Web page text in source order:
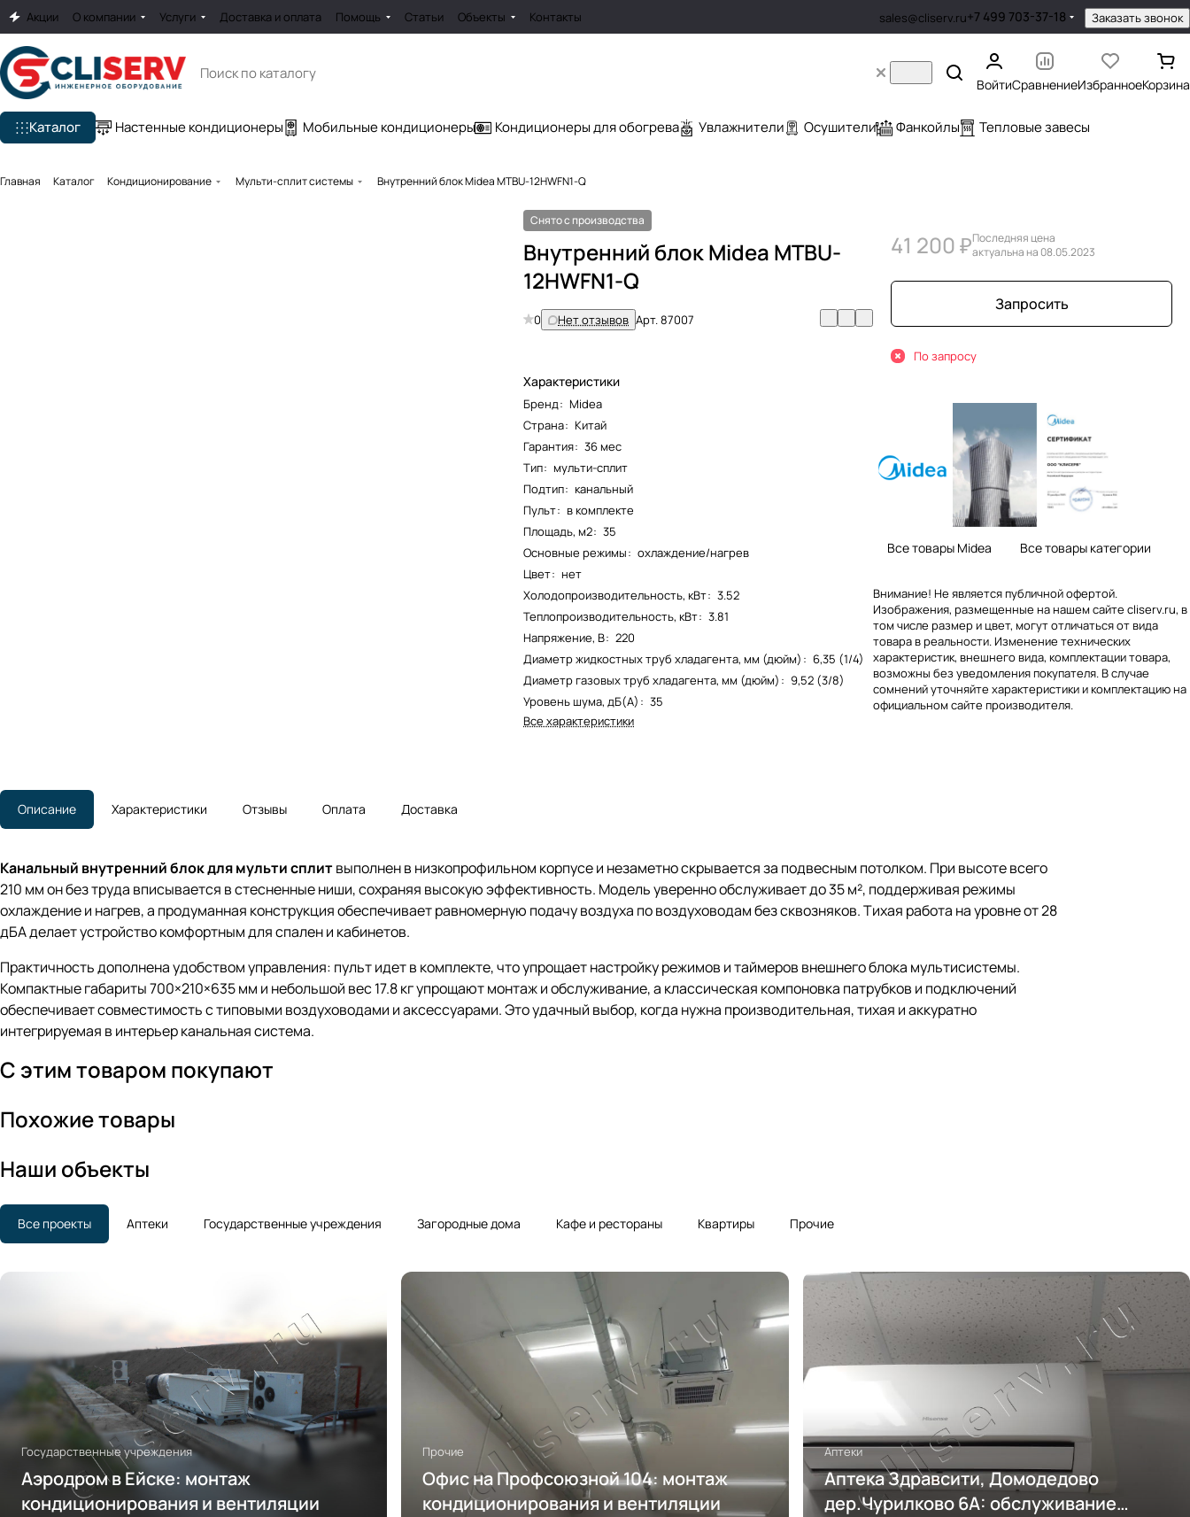
Акции О компании Услуги Доставка и оплата Помощь Статьи Объекты Контакты sales@cliserv.ru+7 499 703-37-18 Заказать звонок
ВойтиСравнениеИзбранноеКорзина
Каталог Настенные кондиционеры Мобильные кондиционеры Кондиционеры для обогрева Увлажнители Осушители Фанкойлы Тепловые завесы
Главная Каталог Кондиционирование Мульти-сплит системы Внутренний блок Midea MTBU-12HWFN1-Q
Снято с производства
Внутренний блок Midea MTBU-
12HWFN1-Q
0 Нет отзывов Арт.87007
Характеристики
Бренд: Midea
Страна: Китай
Гарантия: 36 мес
Тип: мульти-сплит
Подтип: канальный
Пульт: в комплекте
Площадь, м2: 35
Основные режимы: охлаждение/нагрев
Цвет: нет
Холодопроизводительность, кВт: 3.52
Теплопроизводительность, кВт: 3.81
Напряжение, В: 220
Диаметр жидкостных труб хладагента, мм (дюйм) : 6,35 (1/4)
Диаметр газовых труб хладагента, мм (дюйм) : 9,52 (3/8)
Уровень шума, дБ(А) : 35
Все характеристики
41 200 ₽Последняя цена
актуальна на 08.05.2023
Запросить
По запросу
Все товары Midea Все товары категории
Внимание! Не является публичной офертой.
Изображения, размещенные на нашем сайте cliserv.ru, в
том числе размер и цвет, могут отличаться от вида
товара в реальности. Изменение технических
характеристик, внешнего вида, комплектации товара,
возможны без уведомления покупателя. В случае
сомнений уточняйте характеристики и комплектацию на
официальном сайте производителя.
Описание Характеристики Отзывы Оплата Доставка
Канальный внутренний блок для мульти сплитвыполнен в низкопрофильном корпусе и незаметно скрывается за подвесным потолком. При высоте всего
210 мм он без труда вписывается в стесненные ниши, сохраняя высокую эффективность. Модель уверенно обслуживает до 35 м², поддерживая режимы
охлаждение и нагрев, а продуманная конструкция обеспечивает равномерную подачу воздуха по воздуховодам без сквозняков. Тихая работа на уровне от 28
дБА делает устройство комфортным для спален и кабинетов.
Практичность дополнена удобством управления: пульт идет в комплекте, что упрощает настройку режимов и таймеров внешнего блока мультисистемы.
Компактные габариты 700×210×635 мм и небольшой вес 17.8 кг упрощают монтаж и обслуживание, а классическая компоновка патрубков и подключений
обеспечивает совместимость с типовыми воздуховодами и аксессуарами. Это удачный выбор, когда нужна производительная, тихая и аккуратно
интегрируемая в интерьер канальная система.
С этим товаром покупают
Похожие товары
Наши объекты
Все проекты Аптеки Государственные учреждения Загородные дома Кафе и рестораны Квартиры Прочие
Государственные учреждения
Аэродром в Ейске: монтаж
кондиционирования и вентиляции
Прочие
Офис на Профсоюзной 104: монтаж
кондиционирования и вентиляции
Аптеки
Аптека Здравсити, Домодедово
дер.Чурилково 6А: обслуживание